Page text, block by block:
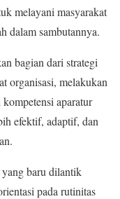
melayani masyarakat
dalam sambutannya.
bagian dari strategi
organisasi, melakukan
aparatur
efektif, adaptif, dan
baru dilantik
pada rutinitas